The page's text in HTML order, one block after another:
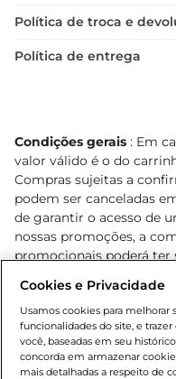
Política de troca e
Política de entrega
Condições gerais : Em
valor válido é o do
Compras sujeitas a
podem ser canceladas
de garantir o acesso de
nossas promoções, a
promocionais poderá
o e-commerce e válidos
sofrer alterações sem
de bebidas alcoólicas
Lei n.º 8069/90, art. 81,
Adolescente). Preços e
Cookies e Privacidade
Usamos cookies para melhorar
funcionalidades do site, e
você, baseadas em seu
concorda em armazenar
mais detalhadas a respeito de